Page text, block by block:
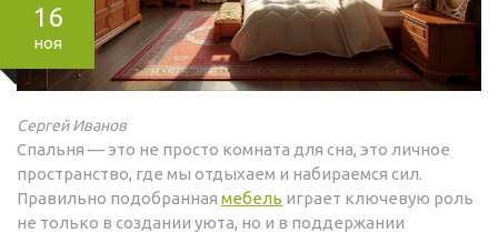
16
ноя
Сергей Иванов
Спальня — это не просто комната для сна, это личное
пространство, где мы отдыхаем и набираемся сил.
Правильно подобранная мебель играет ключевую роль
не только в создании уюта, но и в поддержании